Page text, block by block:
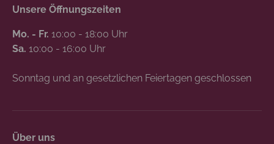
Unsere Öffnungszeiten
Mo. - Fr. 10:00 - 18:00 Uhr
Sa. 10:00 - 16:00 Uhr
Sonntag und an gesetzlichen Feiertagen geschlossen
Über uns